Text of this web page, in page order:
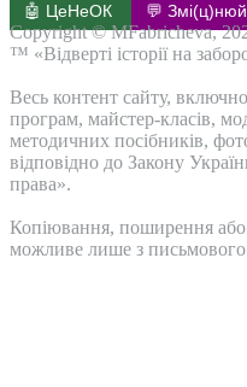
🤖 ЦеНеОК 💬 Змі(ц)нюй
Copyright © MFabricheva,
™ «Відверті історії на
Весь контент сайту,
програм, майстер-класів,
методичних посібників,
відповідно до Закону
права».
Копіювання, поширення або
можливе лише з письмового